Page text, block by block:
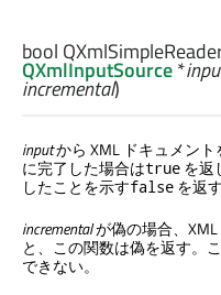
bool
QXmlInputSource*
incremental)
inputから XML ドキュメン
に完了した場合はtrue を返
したことを示すfalse を返す
incrementalが偽の場合、
と、この関数は偽を返す。
できない。